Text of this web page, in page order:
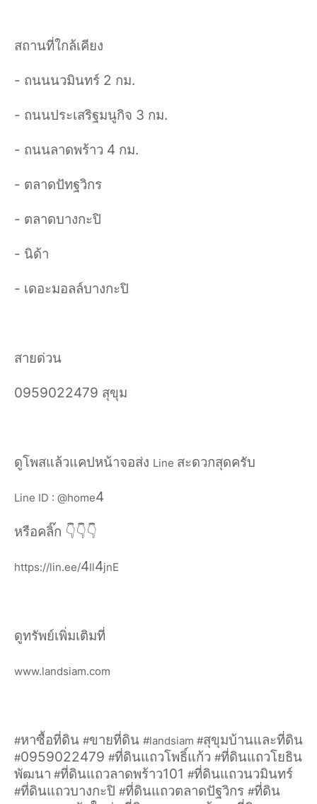
สถานที่ใกล้เคียง
- ถนนนวมินทร์ 2 กม.
- ถนนประเสริฐมนูกิจ 3 กม.
- ถนนลาดพร้าว 4 กม.
- ตลาดปัทฐวิกร
- ตลาดบางกะปิ
- นิด้า
- เดอะมอลล์บางกะปิ
สายด่วน
0959022479 สุขุม
ดูโพสแล้วแคปหน้าจอส่ง Line สะดวกสุดครับ
Line ID : @home4
หรือคลิ๊ก 👇👇👇
https://lin.ee/4Il4jnE
ดูทรัพย์เพิ่มเติมที่
www.landsiam.com
#หาซื้อที่ดิน #ขายที่ดิน #landsiam #สุขุมบ้านและที่ดิน
#0959022479 #ที่ดินแถวโพธิ์แก้ว #ที่ดินแถวโยธิน
พัฒนา #ที่ดินแถวลาดพร้าว101 #ที่ดินแถวนวมินทร์
#ที่ดินแถวบางกะปิ #ที่ดินแถวตลาดปัฐวิกร #ที่ดิน